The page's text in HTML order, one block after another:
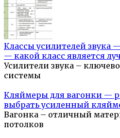
Классы усилителей звука —
— какой класс является
Усилители звука –
системы
Кляймеры для вагонки —
выбрать усиленный
Вагонка – отличный
потолков